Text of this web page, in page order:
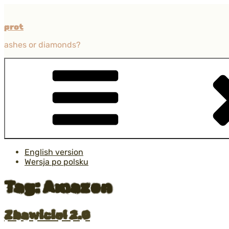
treści
prot
ashes or diamonds?
English version
Wersja po polsku
Tag:Amazon
Opublikowane
w
Zbawiciel 2.0